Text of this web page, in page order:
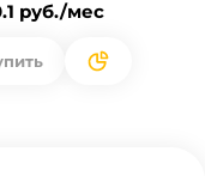
руб./мес